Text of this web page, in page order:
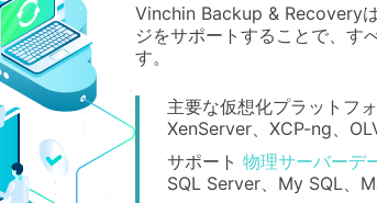
Vinchin Backup & Recovery
ジをサポートすることで、す
す。
主要な仮想化プラットフ
XenServer、XCP-ng、
サポート物理サーバーデ
SQL Server、My SQL、